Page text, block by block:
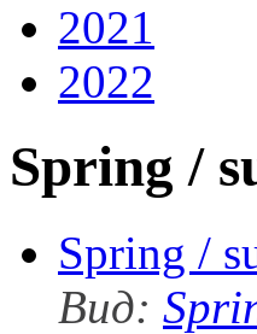
2021
2022
Spring /
Spring /
Вид: